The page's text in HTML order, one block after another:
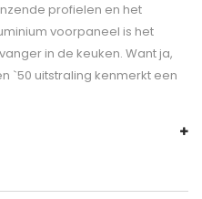
profielen en het
voorpaneel is het
in de keuken. Want ja,
`50 uitstraling kenmerkt een